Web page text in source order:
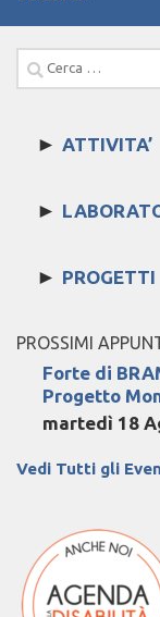
Ricerca
per:
► ATTIVITA’
►
► PROGETTI
PROSSIMI
Forte di
Progetto
martedì 18
Vedi Tutti gli